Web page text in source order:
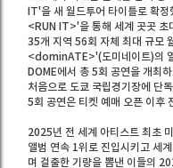
IT'을 새 월드투어 타이틀로 확
<RUN IT>'을 통해 세계 곳곳 초
35개 지역 56회 자체 최대 규
<dominATE>'(도미네이트)의
DOME에서 총 5회 공연을 개최
처음으로 도쿄 국립경기장에 단
5회 공연은 티켓 예매 오픈 이후
2025년 전 세계 아티스트 최초
앨범 연속 1위로 진입시키고 세
며 걸출한 기량을 뽐낸 이들의